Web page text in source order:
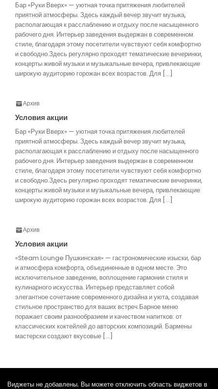
Бар «Руки Вверх» — уютная точка притяжения любителей
приятной атмосферы. Здесь каждый вечер звучит музыка,
располагающая к расслаблению и отдыху после насыщенного
рабочего дня. Интерьер заведения выдержан в современном
стиле, благодаря этому посетители чувствуют себя комфортно
и свободно.Здесь регулярно проходят тематические вечеринки,
концерты живой музыки и музыкальные вечера, привлекающие
широкую аудиторию горожан всех возрастов. Для […]
Архив
Условия акции
Бар «Руки Вверх» — уютная точка притяжения любителей
приятной атмосферы. Здесь каждый вечер звучит музыка,
располагающая к расслаблению и отдыху после насыщенного
рабочего дня. Интерьер заведения выдержан в современном
стиле, благодаря этому посетители чувствуют себя комфортно
и свободно.Здесь регулярно проходят тематические вечеринки,
концерты живой музыки и музыкальные вечера, привлекающие
широкую аудиторию горожан всех возрастов. Для […]
Архив
Условия акции
«Steam Lounge Пушкинская» — гастрономические изыски, бар
и атмосфера комфорта, объединенные в одном месте. Это
исключительное заведение, воплощение гармонии стиля и
кулинарного искусства. Интерьер представляет собой
элегантное сочетание современного дизайна и уюта, создавая
стильное пространство для ваших встреч.Барное меню
поражает своим разнообразием и качеством напитков: от
классических коктейлей до авторских композиций. Бармены
мастерски создают вкусовые […]
Виджеты не добавлены. Вы можете отключить область виджетов в